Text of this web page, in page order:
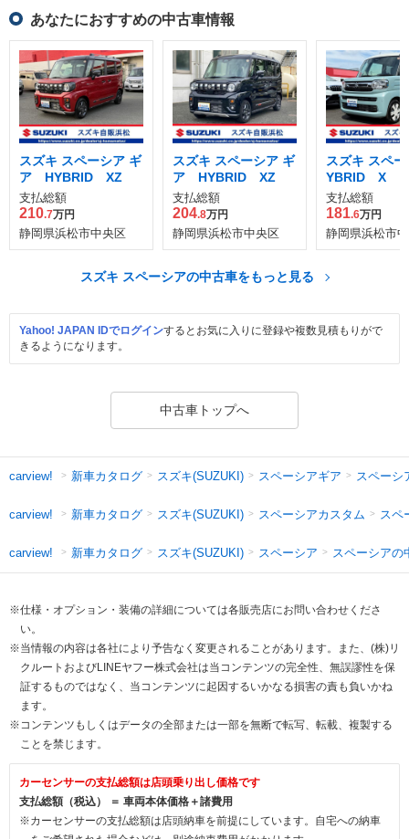
あなたにおすすめの中古車情報
スズキ スペーシア ギ
ア HYBRID XZ
支払総額
210.7万円
静岡県浜松市中央区
スズキ スペーシア ギ
ア HYBRID XZ
支払総額
204.8万円
静岡県浜松市中央区
スズキ スペ
YBRID X
支払総額
181.6万円
静岡県浜松市
スズキ スペーシアの中古車をもっと見る
Yahoo! JAPAN IDでログインするとお気に入りに登録や複数見積もりがで
きるようになります。
中古車トップへ
carview! 新車カタログ スズキ(SUZUKI) スペーシアギア スペーシ
carview! 新車カタログ スズキ(SUZUKI) スペーシアカスタム スペ
carview! 新車カタログ スズキ(SUZUKI) スペーシア スペーシアの
※仕様・オプション・装備の詳細については各販売店にお問い合わせくださ
い。
※当情報の内容は各社により予告なく変更されることがあります。また、(株)リ
クルートおよびLINEヤフー株式会社は当コンテンツの完全性、無誤謬性を保
証するものではなく、当コンテンツに起因するいかなる損害の責も負いかね
ます。
※コンテンツもしくはデータの全部または一部を無断で転写、転載、複製する
ことを禁じます。
カーセンサーの支払総額は店頭乗り出し価格です
支払総額（税込） ＝ 車両本体価格＋諸費用
※カーセンサーの支払総額は店頭納車を前提にしています。自宅への納車